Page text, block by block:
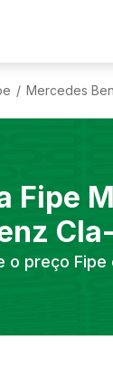
/ Mercedes
Fipe
o preço Fipe